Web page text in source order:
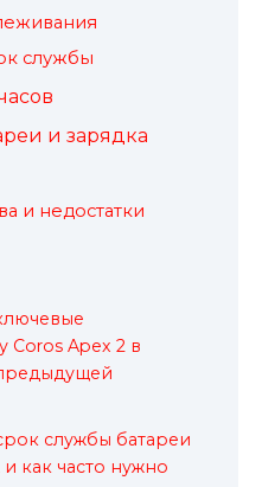
службы
и зарядка
и недостатки
Coros Apex 2 в
службы батареи
и как часто нужно